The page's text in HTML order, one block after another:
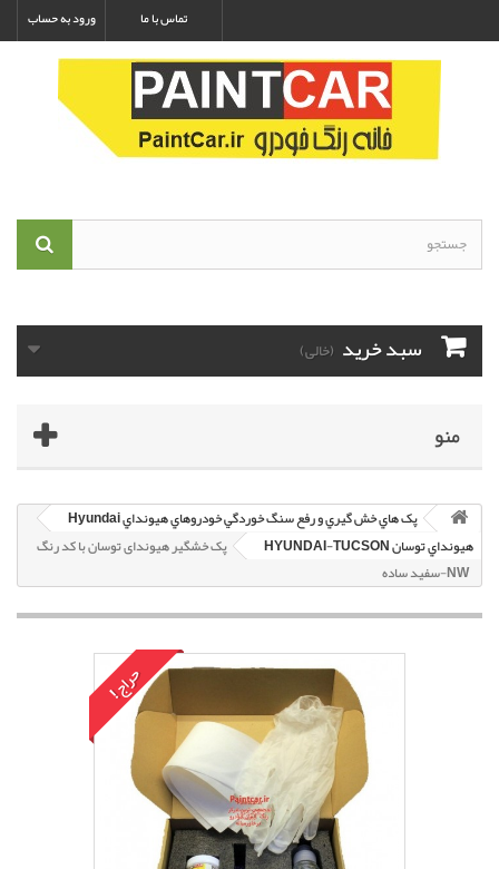
ورود به حساب تماس با ما
سبد خرید (خالی)
منو
پک هاي خش گيري و رفع سنگ خوردگي خودروهاي هيونداي Hyundai
هيونداي توسان HYUNDAI-TUCSON
پک خشگير هیوندای توسان با کد رنگ
NW-سفيد ساده
حراج!